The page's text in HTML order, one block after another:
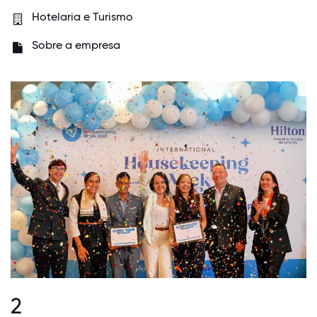
Hotelaria e Turismo
Sobre a empresa
2